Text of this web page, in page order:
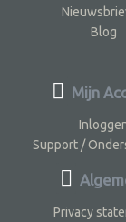
Blog
Mijn
Support /
Privacy